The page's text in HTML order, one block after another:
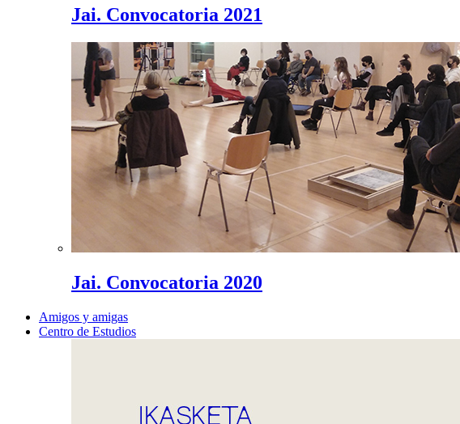
Jai. Convocatoria 2021
Jai. Convocatoria 2020
Amigos y amigas
Centro de Estudios